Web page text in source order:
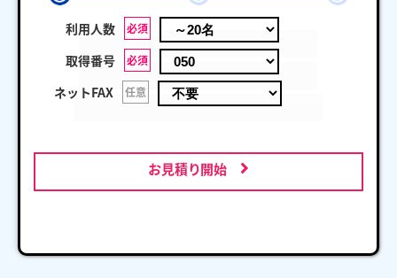
利用人数 必須
取得番号 必須
ネットFAX 任意
お見積り開始